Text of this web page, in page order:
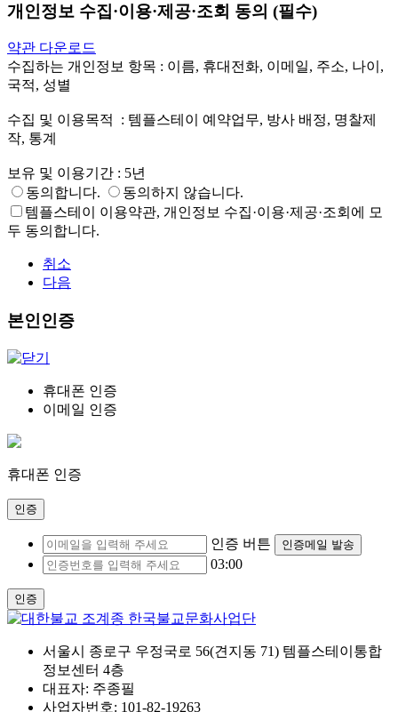
개인정보 수집·이용·제공·조회 동의 (필수)
약관 다운로드
수집하는 개인정보 항목 : 이름, 휴대전화, 이메일, 주소, 나이,
국적, 성별
수집 및 이용목적	: 템플스테이 예약업무, 방사 배정, 명찰제
작, 통계
보유 및 이용기간 : 5년
동의합니다.
동의하지 않습니다.
템플스테이 이용약관, 개인정보 수집·이용·제공·조회에 모
두 동의합니다.
취소
다음
본인인증
휴대폰 인증
이메일 인증
휴대폰 인증
인증
인증 버튼 인증메일 발송
03:00
인증
서울시 종로구 우정국로 56(견지동 71) 템플스테이통합
정보센터 4층
대표자: 주종필
사업자번호: 101-82-19263